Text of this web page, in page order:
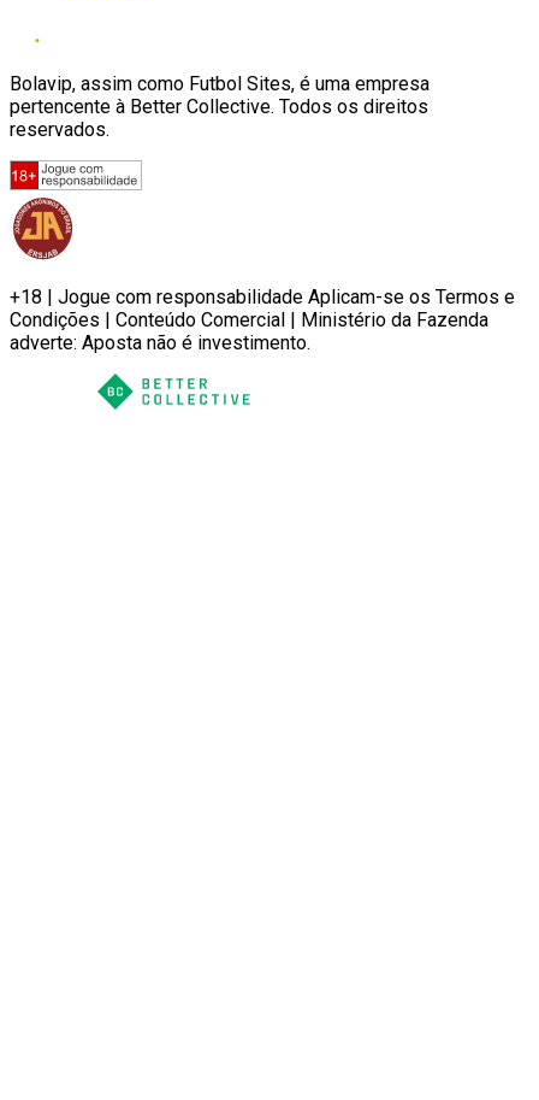
Bolavip, assim como Futbol Sites, é uma empresa
pertencente à Better Collective. Todos os direitos
reservados.
+18 | Jogue com responsabilidade Aplicam-se os Termos e
Condições | Conteúdo Comercial | Ministério da Fazenda
adverte: Aposta não é investimento.